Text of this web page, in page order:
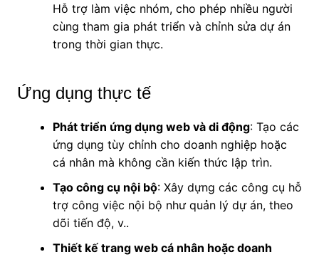
Hỗ trợ làm việc nhóm, cho phép nhiều người
cùng tham gia phát triển và chỉnh sửa dự án
trong thời gian thực.
Ứng dụng thực tế
Phát triển ứng dụng web và di động: Tạo các
ứng dụng tùy chỉnh cho doanh nghiệp hoặc
cá nhân mà không cần kiến thức lập trìn.
Tạo công cụ nội bộ: Xây dựng các công cụ hỗ
trợ công việc nội bộ như quản lý dự án, theo
dõi tiến độ, v..
Thiết kế trang web cá nhân hoặc doanh